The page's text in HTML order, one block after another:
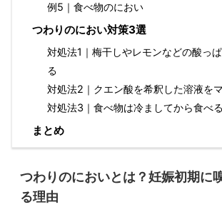
例5｜食べ物のにおい
つわりのにおい対策3選
対処法1｜梅干しやレモンなどの酸っ
る
対処法2｜クエン酸を希釈した溶液を
対処法3｜食べ物は冷ましてから食べる
まとめ
つわりのにおいとは？妊娠初期に
る理由